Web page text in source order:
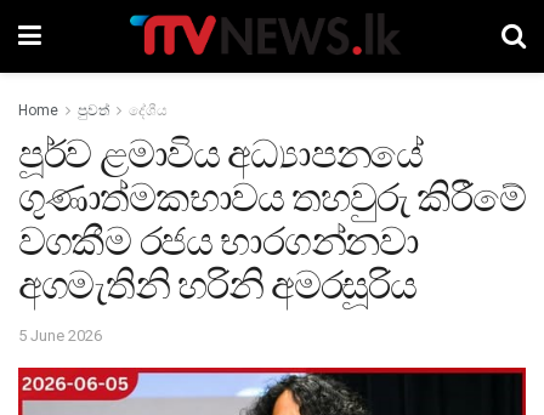
Home පුවත් දේශීය
පූර්ව ළමාවිය අධ්‍යාපනයේ
ගුණාත්මකභාවය තහවුරු කිරීමේ
වගකීම රජය භාරගන්නවා
අගමැතිනි හරිනි අමරසූරිය
5 June 2026